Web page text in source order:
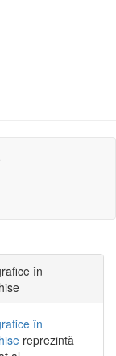
în
în
reprezintă